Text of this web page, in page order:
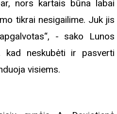
nors kartais būna labai
tikrai nesigailime. Juk jis
- sako Lunos
kad neskubėti ir pasverti
visiems.